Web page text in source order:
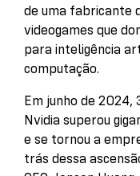
de uma fabricante
videogames que
para inteligência
computação.
Em junho de 2024,
Nvidia superou
e se tornou a
trás dessa